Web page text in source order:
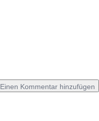
Einen Kommentar hinzufügen